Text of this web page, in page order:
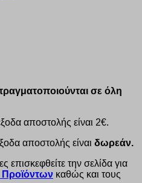
σε όλη
αποστολής είναι 2€.
αποστολής είναι δωρεάν.
επισκεφθείτε την σελίδα για
Προϊόντων καθώς και τους